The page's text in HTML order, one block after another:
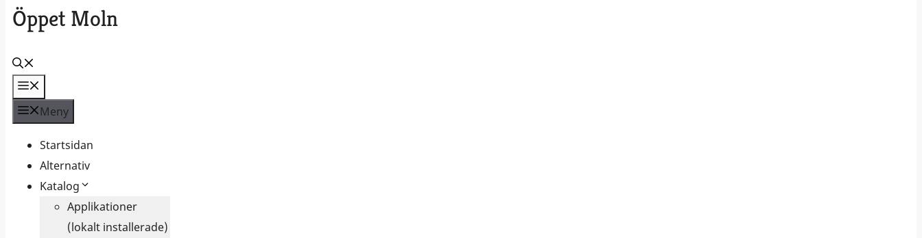
Öppet Moln
Meny
Startsidan
Alternativ
Katalog
Applikationer
(lokalt installerade)